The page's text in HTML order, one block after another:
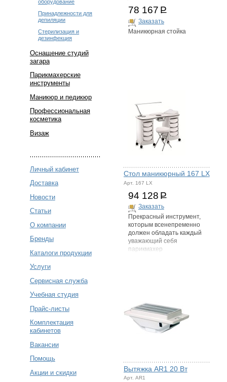
оборудование
Принадлежности для
депиляции
Стерилизация и
дезинфекция
Оснащение студий
загара
Парикмахерские
инструменты
Маникюр и педикюр
Профессиональная
косметика
Визаж
Личный кабинет
Доставка
Новости
Статьи
О компании
Бренды
Каталоги продукции
Услуги
Сервисная служба
Учебная студия
Прайс-листы
Комплектация
кабинетов
Вакансии
Помощь
Акции и скидки
Размер (ДхШхВ): 39х39х51
Стоимость модели,
78 167 Р
Заказать
Маникюрная стойка
Стол маникюрный 167 LX
Арт. 167 LX
94 128 Р
Заказать
Прекрасный инструмент,
которым всенепременно
должен обладать каждый
уважающий себя
парикмахер
Вытяжка AR1 20 Вт
Арт. AR1